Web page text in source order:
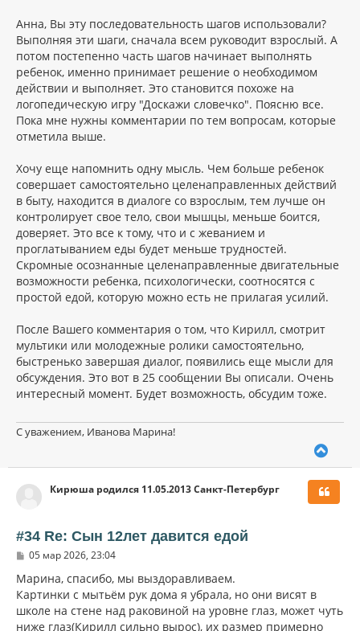
Анна, Вы эту последовательность шагов использовали?
Выполняя эти шаги, сначала всем руководит взрослый. А
потом постепенно часть шагов начинает выполнять
ребенок, именно принимает решение о необходимом
действии и выполняет. Это становится похоже на
логопедическую игру "Доскажи словечко". Поясню все.
Пока мне нужны комментарии по тем вопросам, которые
отметила выше.
Хочу еще напомнить одну мысль. Чем больше ребенок
совершает самостоятельно целенаправленных действий
в быту, находится в диалоге со взрослым, тем лучше он
контролирует свое тело, свои мышцы, меньше боится,
доверяет. Это все к тому, что и с жеванием и
проглатыванием еды будет меньше трудностей.
Скромные осознанные целенаправленные двигательные
возможности ребенка, психологически, соотносятся с
простой едой, которую можно есть не прилагая усилий.
После Вашего комментария о том, что Кирилл, смотрит
мультики или молодежные ролики самостоятельно,
быстренько завершая диалог, появились еще мысли для
обсуждения. Это вот в 25 сообщении Вы описали. Очень
интересный момент. Будет возможность, обсудим тоже.
С уважением, Иванова Марина!
у
ч
Кирюша родился 11.05.2013 Санкт-Петербург
#34 Re: Сын 12лет давится едой
С
о
щ
е
н
05 мар 2026, 23:04
Марина, спасибо, мы выздоравливаем.
Картинки с мытьём рук дома я убрала, но они висят в
школе на стене над раковиной на уровне глаз, может чуть
ниже глаз(Кирилл сильно вырос), их размер примерно